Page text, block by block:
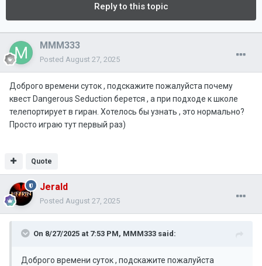
Reply to this topic
MMM333
Posted August 27, 2025
Доброго времени суток , подскажите пожалуйста почему
квест Dangerous Seduction берется , а при подходе к школе
телепортирует в гиран. Хотелось бы узнать , это нормально?
Просто играю тут первый раз)
Quote
Jerald
Posted August 27, 2025
On 8/27/2025 at 7:53 PM, MMM333 said:
Доброго времени суток , подскажите пожалуйста